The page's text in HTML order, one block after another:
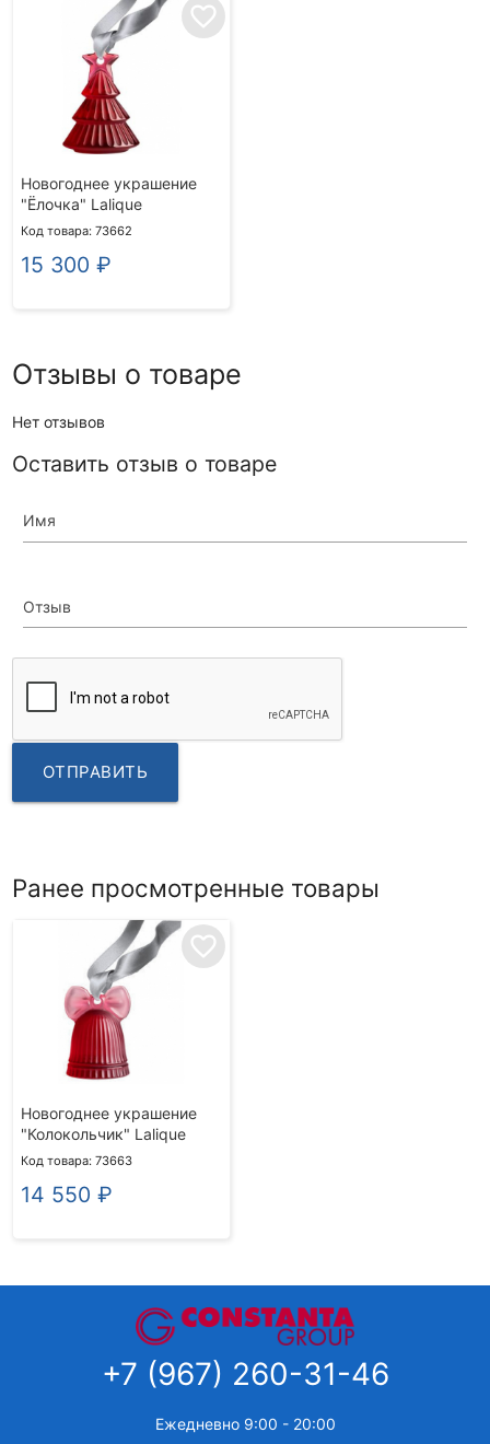
favorite_border
Новогоднее украшение
"Ёлочка" Lalique
Код товара: 73662
15 300 ₽
Отзывы о товаре
Нет отзывов
Оставить отзыв о товаре
Имя
Отзыв
ОТПРАВИТЬ
Ранее просмотренные товары
favorite_border
Новогоднее украшение
"Колокольчик" Lalique
Код товара: 73663
14 550 ₽
+7 (967) 260-31-46
Ежедневно 9:00 - 20:00